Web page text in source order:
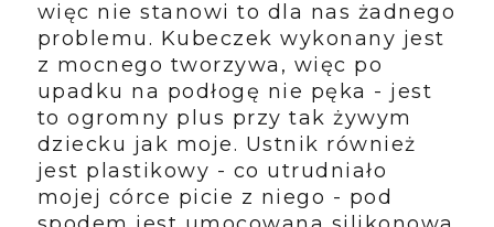
więc nie stanowi to dla nas żadnego
problemu. Kubeczek wykonany jest
z mocnego tworzywa, więc po
upadku na podłogę nie pęka - jest
to ogromny plus przy tak żywym
dziecku jak moje. Ustnik również
jest plastikowy - co utrudniało
mojej córce picie z niego - pod